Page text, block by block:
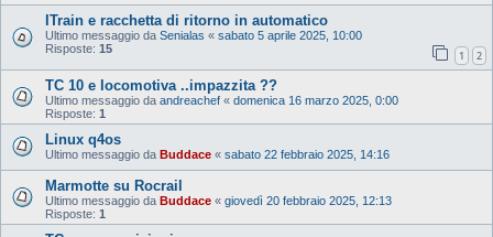
ITrain e racchetta di ritorno in automatico
Ultimo messaggio da Senialas « sabato 5 aprile 2025, 10:00
Risposte: 15 1 2
TC 10 e locomotiva ..impazzita ??
Ultimo messaggio da andreachef « domenica 16 marzo 2025, 0:00
Risposte: 1
Linux q4os
Ultimo messaggio da Buddace « sabato 22 febbraio 2025, 14:16
Marmotte su Rocrail
Ultimo messaggio da Buddace « giovedì 20 febbraio 2025, 12:13
Risposte: 1